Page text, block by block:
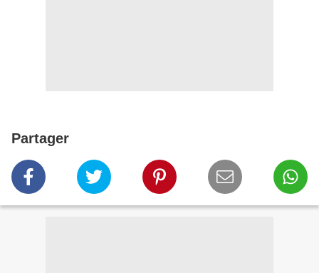
Partager